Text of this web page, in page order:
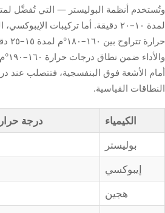
لمدة ١٠–٢٠ دقيقة. أما تركيبات
النطاقات القياسية.
الكيمياء درجة
بوليستر
إيبوكسي
هجين